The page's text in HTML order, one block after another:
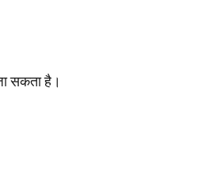
सकता है।